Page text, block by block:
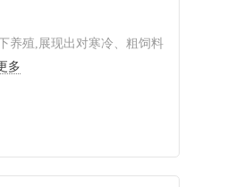
养殖,展现出对寒冷、粗饲料
多